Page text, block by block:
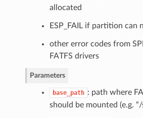
allocated
ESP_FAIL if partition can
other error codes from
FATFS drivers
Parameters
base_path : path where
should be mounted (e.g. “/